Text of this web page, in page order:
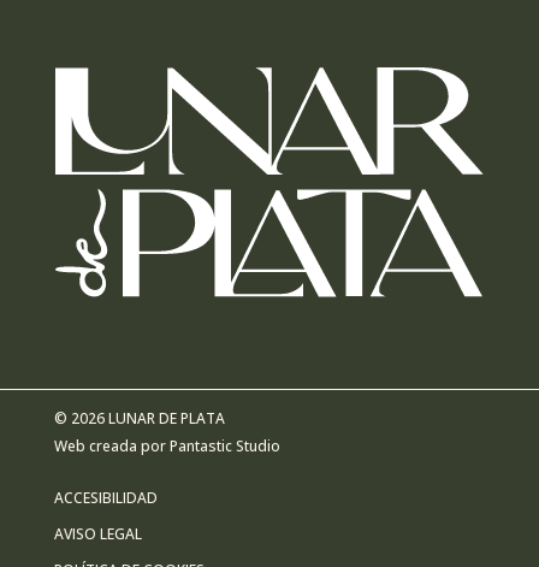
© 2026 LUNAR DE PLATA
Web creada porPantastic Studio
ACCESIBILIDAD
AVISO LEGAL